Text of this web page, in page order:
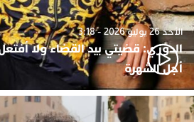
الأحد 26 يوليو 2026 - 3:18
الدوزي: قضيتي بيد القضاء ولا
أجل الشهرة